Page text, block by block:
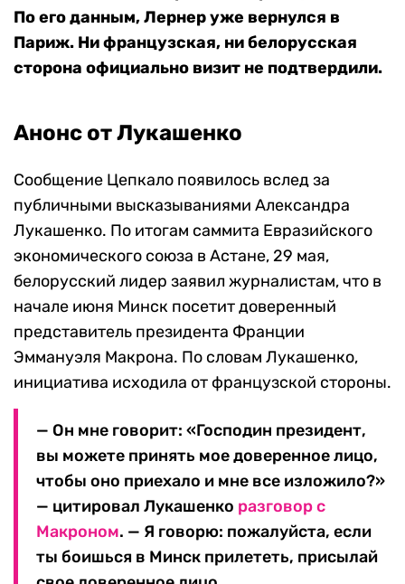
По его данным, Лернер уже вернулся в
Париж. Ни французская, ни белорусская
сторона официально визит не подтвердили.
Анонс от Лукашенко
Сообщение Цепкало появилось вслед за
публичными высказываниями Александра
Лукашенко. По итогам саммита Евразийского
экономического союза в Астане, 29 мая,
белорусский лидер заявил журналистам, что в
начале июня Минск посетит доверенный
представитель президента Франции
Эммануэля Макрона. По словам Лукашенко,
инициатива исходила от французской стороны.
— Он мне говорит: «Господин президент,
вы можете принять мое доверенное лицо,
чтобы оно приехало и мне все изложило?»
— цитировал Лукашенко разговор с
Макроном. — Я говорю: пожалуйста, если
ты боишься в Минск прилететь, присылай